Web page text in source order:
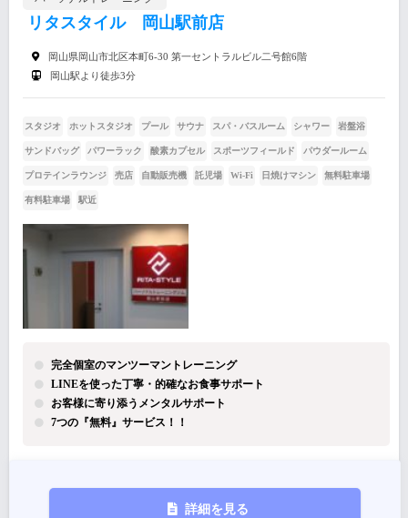
リタスタイル 岡山駅前店
岡山県岡山市北区本町6-30 第一セントラルビル二号館6階
岡山駅より徒歩3分
スタジオ ホットスタジオ プール サウナ スパ・バスルーム シャワー 岩盤浴
サンドバッグ パワーラック 酸素カプセル スポーツフィールド パウダールーム
プロテインラウンジ 売店 自動販売機 託児場 Wi-Fi 日焼けマシン 無料駐車場
有料駐車場 駅近
完全個室のマンツーマントレーニング
LINEを使った丁寧・的確なお食事サポート
お客様に寄り添うメンタルサポート
7つの『無料』サービス！！
詳細を見る